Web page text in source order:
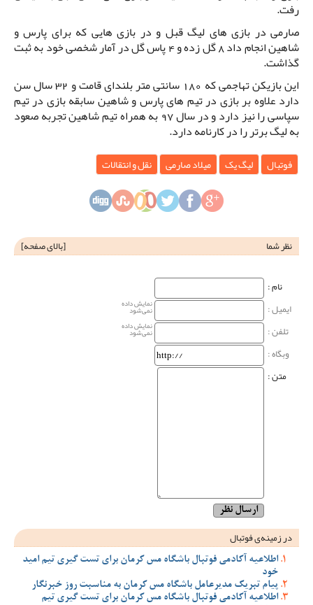
رفت.
صارمی در بازی های لیگ قبل و در بازی هایی که برای پارس و
شاهین انجام داد 8 گل زده و 4 پاس گل در آمار شخصی خود به ثبت
گذاشت.
این بازیکن تهاجمی که 180 سانتی متر بلندای قامت و 32 سال سن
دارد علاوه بر بازی در تیم های پارس و شاهین سابقه بازی در تیم
سپاسی را نیز دارد و در سال 97 به همراه تیم شاهین تجربه صعود
به لیگ برتر را در کارنامه دارد.
فوتبال لیگ یک میلاد صارمی نقل و انتقالات
نظر شما [بالای صفحه]
نام‌ :
ایمیل :
نمایش داده
نمی‌شود
تلفن : نمایش داده
نمی‌شود
وبگاه‌ :
متن :
در زمینه‌ی فوتبال
اطلاعیه آکادمی فوتبال باشگاه مس کرمان برای تست گیری تیم امید
خود
پیام تبریک مدیرعامل باشگاه مس کرمان به مناسبت روز خبرنگار
اطلاعیه آکادمی فوتبال باشگاه مس کرمان برای تست گیری تیم